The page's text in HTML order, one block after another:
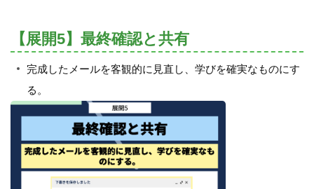
【展開5】最終確認と共有
完成したメールを客観的に見直し、学びを確実なものにす
る。